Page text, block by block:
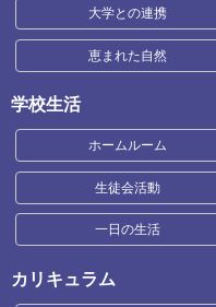
大学との連携
恵まれた自然
学校生活
ホームルーム
生徒会活動
一日の生活
カリキュラム